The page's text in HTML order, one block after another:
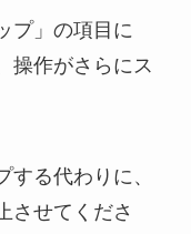
プ」の項目に
操作がさらにス
る代わりに、
させてくださ